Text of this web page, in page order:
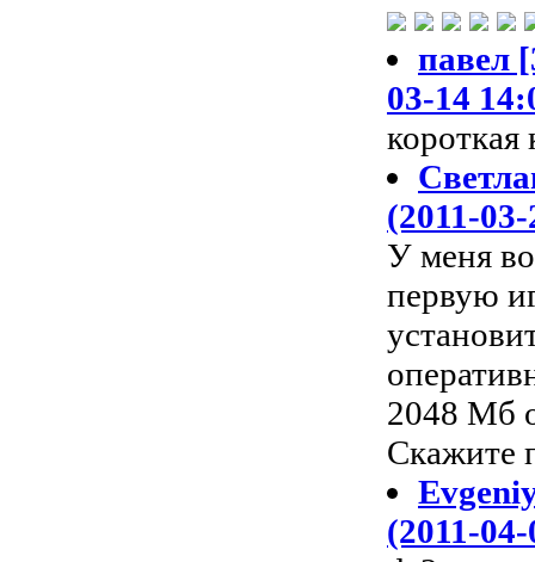
павел
03-14
короткая
(2011-
У меня
первую
2048 Мб
Скажите
(2011-